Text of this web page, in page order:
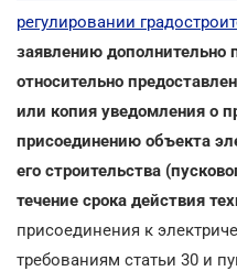
регулировании
заявлению дополнительно
относительно
или копия уведомления о
присоединению объекта
его строительства
течение срока действия
присоединения к
требованиям статьи 30 и